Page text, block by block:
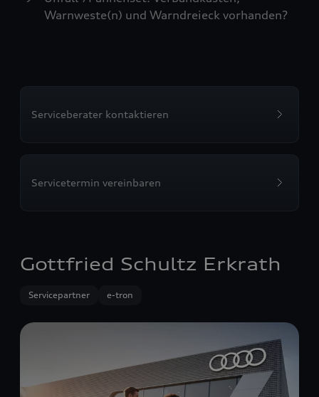
Warnweste(n) und Warndreieck vorhanden?
Serviceberater kontaktieren
Servicetermin vereinbaren
Gottfried Schultz Erkrath
Servicepartner e-tron